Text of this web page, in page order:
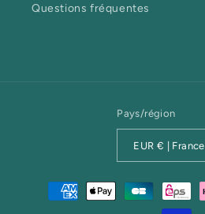
Questions fréquentes
Pays/région
EUR € | France
Moyens